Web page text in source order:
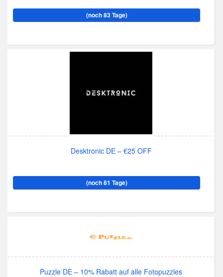
(noch 83 Tage)
Desktronic DE – €25 OFF
(noch 81 Tage)
Puzzle DE – 10% Rabatt auf alle Fotopuzzles